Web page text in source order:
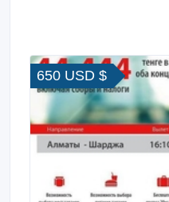
650 USD $